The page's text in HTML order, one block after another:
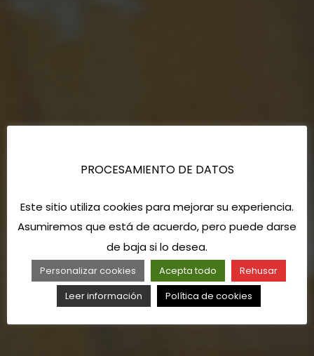
PROCESAMIENTO DE DATOS
Este sitio utiliza cookies para mejorar su experiencia.
Asumiremos que está de acuerdo, pero puede darse
de baja si lo desea.
Personalizar cookies Acepta todo
Rehusar
Leer información
Política de cookies